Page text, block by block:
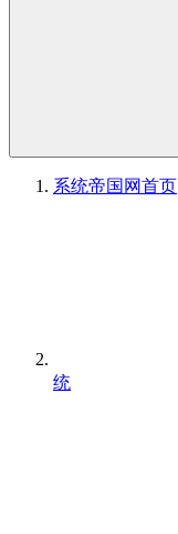
系统帝国网首页
统